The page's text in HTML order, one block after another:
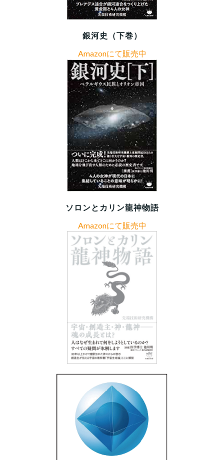
銀河史（下巻）
Amazonにて販売中
ソロンとカリン龍神物語
Amazonにて販売中